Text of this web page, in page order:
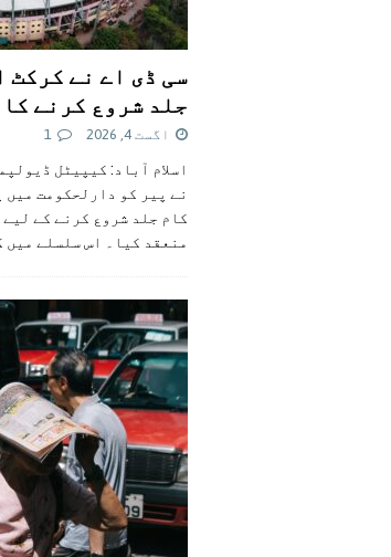
سی ڈی اے نے کرکٹ
جلد شروع کرنے
اگست 4, 2026 1
اسلام آباد: کیپیٹل
نے پیر کو دارلحکومت میں
کام جلد شروع کرنے کے لیے
منعقد کیا۔ اس سلسلے میں